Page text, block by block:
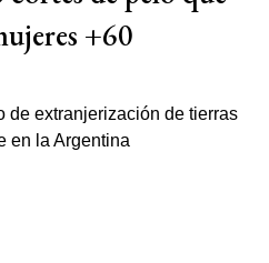
+60